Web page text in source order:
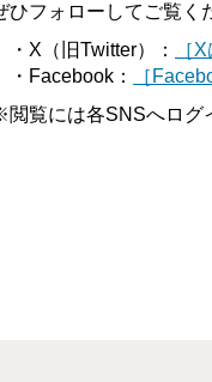
ひフォローしてご覧く
・X（旧Twitter）：
［
・Facebook：
［
閲覧には各SNSへログ